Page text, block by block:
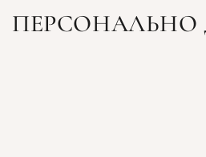
ПЕРСОНАЛЬНО